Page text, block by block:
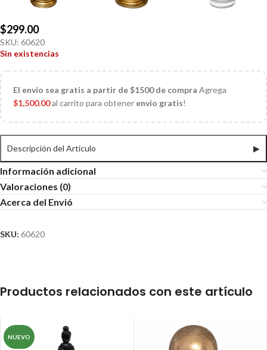
$299.00
SKU: 60620
Sin existencias
El envío sea gratis a partir de $1500 de compra Agrega
$1,500.00al carrito para obtener envío gratis!
Descripción del Articulo ▶
Información adicional
Valoraciones (0)
Acerca del Envió
SKU: 60620
Productos relacionados con este artículo
NUEVO